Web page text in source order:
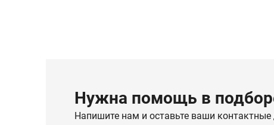
Нужна помощь в
Напишите нам и оставьте ваши